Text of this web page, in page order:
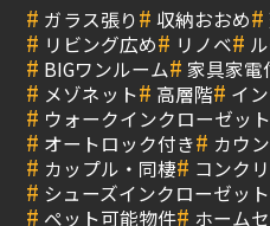
# ガラス張り# 収納おおめ#
# リビング広め# リノベ#
# BIGワンルーム# 家具家電
# メゾネット# 高層階# イ
# ウォークインクローゼット
# オートロック付き# カウ
# カップル・同棲# コンク
# シューズインクローゼット
# ペット可能物件# ホーム